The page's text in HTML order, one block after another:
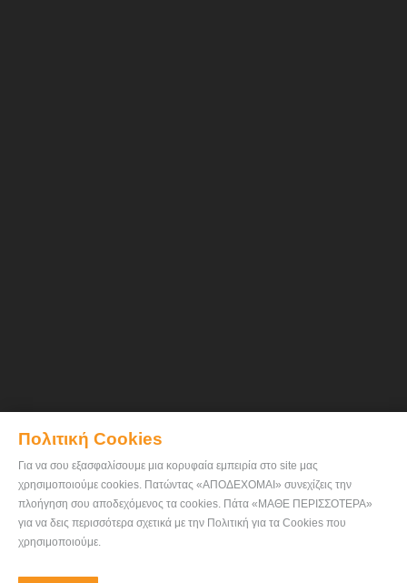
Πολιτική Cookies
Για να σου εξασφαλίσουμε μια κορυφαία εμπειρία στο site μας
χρησιμοποιούμε cookies. Πατώντας «ΑΠΟΔΕΧΟΜΑΙ» συνεχίζεις την
πλοήγηση σου αποδεχόμενος τα cookies. Πάτα «ΜΑΘΕ ΠΕΡΙΣΣΟΤΕΡΑ»
για να δεις περισσότερα σχετικά με την Πολιτική για τα Cookies που
χρησιμοποιούμε.